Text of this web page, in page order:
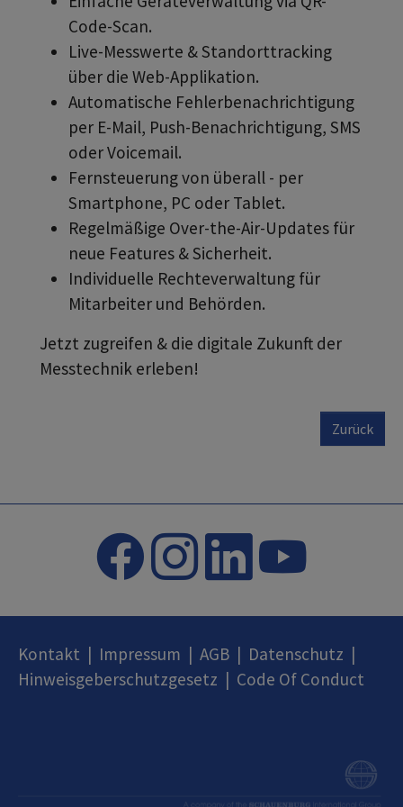
Code-Scan.
Live-Messwerte & Standorttracking
über die Web-Applikation.
Automatische Fehlerbenachrichtigung
per E-Mail, Push-Benachrichtigung, SMS
oder Voicemail.
Fernsteuerung von überall - per
Smartphone, PC oder Tablet.
Regelmäßige Over-the-Air-Updates für
neue Features & Sicherheit.
Individuelle Rechteverwaltung für
Mitarbeiter und Behörden.
Jetzt zugreifen & die digitale Zukunft der
Messtechnik erleben!
Zurück
Kontakt Impressum AGB Datenschutz
Hinweisgeberschutzgesetz
Code Of Conduct